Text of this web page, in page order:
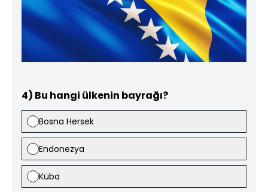
4) Bu hangi ülkenin bayrağı?
Bosna Hersek
Endonezya
Küba